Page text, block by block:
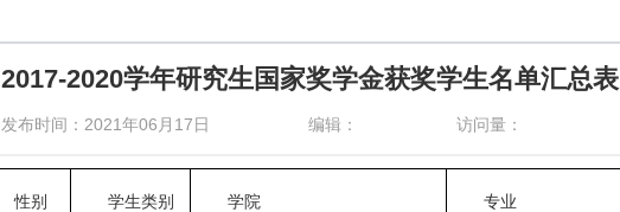
​2017-2020学年研究生国家奖学金获奖学生名单汇总表
发布时间：2021年06月17日 编辑： 访问量：
性别 学生类别 学院 专业